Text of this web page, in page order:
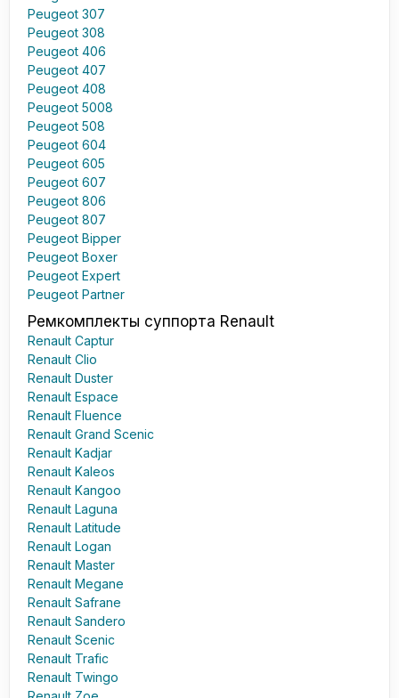
Peugeot 307
Peugeot 308
Peugeot 406
Peugeot 407
Peugeot 408
Peugeot 5008
Peugeot 508
Peugeot 604
Peugeot 605
Peugeot 607
Peugeot 806
Peugeot 807
Peugeot Bipper
Peugeot Boxer
Peugeot Expert
Peugeot Partner
Ремкомплекты суппорта Renault
Renault Captur
Renault Clio
Renault Duster
Renault Espace
Renault Fluence
Renault Grand Scenic
Renault Kadjar
Renault Kaleos
Renault Kangoo
Renault Laguna
Renault Latitude
Renault Logan
Renault Master
Renault Megane
Renault Safrane
Renault Sandero
Renault Scenic
Renault Trafic
Renault Twingo